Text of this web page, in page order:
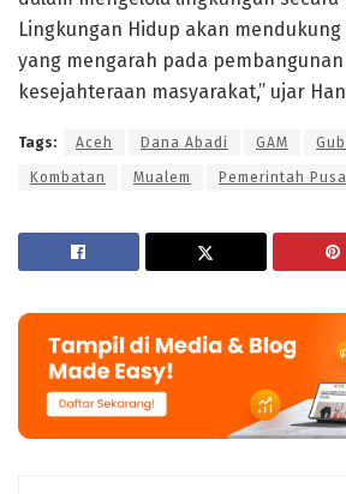
Lingkungan Hidup akan
yang mengarah pada
kesejahteraan masyarakat,” ujar
Tags: Aceh Dana Abadi GAM
Kombatan Mualem Pemerintah